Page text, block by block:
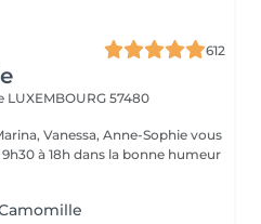
612
LUXEMBOURG 57480
Vanessa, Anne-Sophie vous
à 18h dans la bonne humeur